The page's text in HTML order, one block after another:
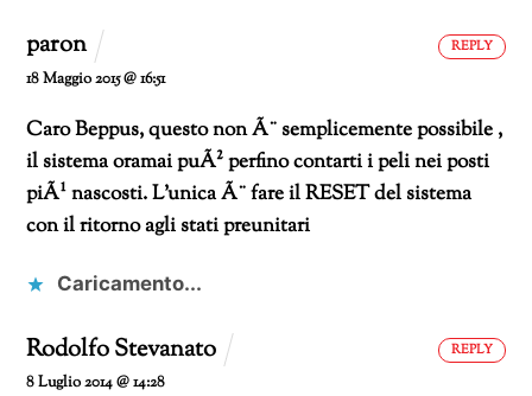
paron
18 Maggio 2015 @ 16:51
Caro Beppus, questo non Ã¨ semplicemente possibile ,
il sistema oramai puÃ² perfino contarti i peli nei posti
piÃ¹ nascosti. L’unica Ã¨ fare il RESET del sistema
con il ritorno agli stati preunitari
Caricamento...
REPLY
Rodolfo Stevanato
8 Luglio 2014 @ 14:28
REPLY